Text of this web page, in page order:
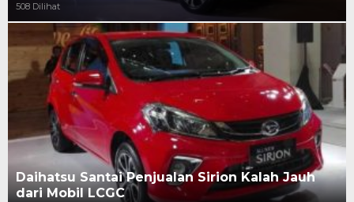
508 Dilihat
Daihatsu Santai Penjualan Sirion Kalah Jauh
dari Mobil LCGC